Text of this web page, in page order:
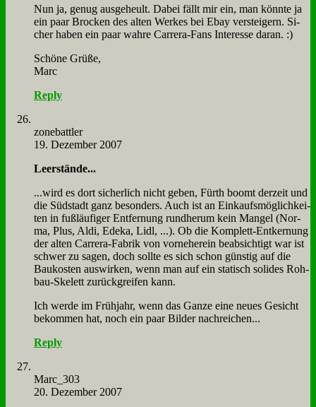
Nun ja, ge­nug aus­ge­heult. Da­bei fällt mir ein, man könn­te ja
ein paar Brocken des al­ten Wer­kes bei Ebay ver­stei­gern. Si­
cher ha­ben ein paar wah­re Car­rera-Fans In­ter­es­se dar­an. :)
Schö­ne Grü­ße,
Marc
Reply
zone­batt­ler
19. Dezember 2007
Leer­stän­de...
...wird es dort si­cher­lich nicht ge­ben, Fürth boomt der­zeit und
die Süd­stadt ganz be­son­ders. Auch ist an Ein­kaufs­mög­lich­kei­
ten in fuß­läu­fi­ger Ent­fer­nung rund­her­um kein Man­gel (Nor­
ma, Plus, Al­di, Ede­ka, Lidl, ...). Ob die Kom­plett-Ent­ker­nung
der al­ten Car­rera-Fa­brik von vor­ne­her­ein be­ab­sich­tigt war ist
schwer zu sa­gen, doch soll­te es sich schon gün­stig auf die
Bau­ko­sten aus­wir­ken, wenn man auf ein sta­tisch so­li­des Roh­
bau-Ske­lett zu­rück­grei­fen kann.
Ich wer­de im Früh­jahr, wenn das Gan­ze ei­ne neu­es Ge­sicht
be­kom­men hat, noch ein paar Bil­der nach­rei­chen...
Reply
Marc_303
20. Dezember 2007